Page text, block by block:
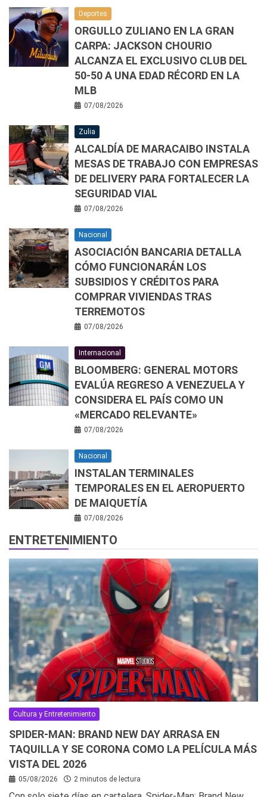
Deportes
ORGULLO ZULIANO EN LA GRAN
CARPA: JACKSON CHOURIO
ALCANZA EL EXCLUSIVO CLUB DEL
50-50 A UNA EDAD RÉCORD EN LA
MLB
07/08/2026
Zulia
ALCALDÍA DE MARACAIBO INSTALA
MESAS DE TRABAJO CON EMPRESAS
DE DELIVERY PARA FORTALECER LA
SEGURIDAD VIAL
07/08/2026
Nacional
ASOCIACIÓN BANCARIA DETALLA
CÓMO FUNCIONARÁN LOS
SUBSIDIOS Y CRÉDITOS PARA
COMPRAR VIVIENDAS TRAS
TERREMOTOS
07/08/2026
Internacional
BLOOMBERG: GENERAL MOTORS
EVALÚA REGRESO A VENEZUELA Y
CONSIDERA EL PAÍS COMO UN
«MERCADO RELEVANTE»
07/08/2026
Nacional
INSTALAN TERMINALES
TEMPORALES EN EL AEROPUERTO
DE MAIQUETÍA
07/08/2026
ENTRETENIMIENTO
Cultura y Entretenimiento
SPIDER-MAN: BRAND NEW DAY ARRASA EN
TAQUILLA Y SE CORONA COMO LA PELÍCULA MÁS
VISTA DEL 2026
05/08/2026 2 minutos de lectura